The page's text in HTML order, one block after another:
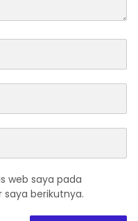
web saya pada
berikutnya.